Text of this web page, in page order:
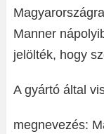
Manner
jelölték, hogy
A gyártó által
megnevezés: